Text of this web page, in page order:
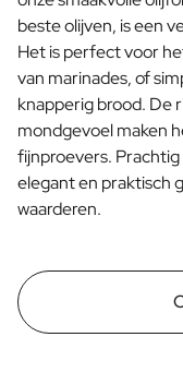
beste olijven, is een
Het is perfect voor
van marinades, of
knapperig brood. De
mondgevoel maken
fijnproevers.
elegant en praktisch
waarderen.